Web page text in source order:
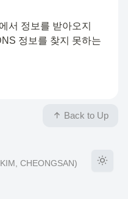
서 정보를 받아오지
정보를 찾지 못하는
Back to Up
KIM, CHEONGSAN)